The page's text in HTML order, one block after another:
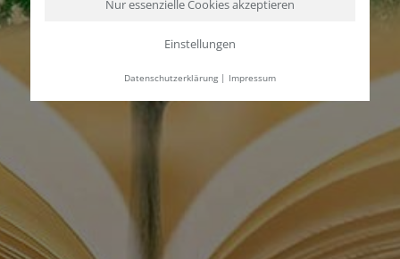
Nur essenzielle Cookies akzeptieren
Einstellungen
Datenschutzerklärung| Impressum